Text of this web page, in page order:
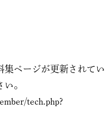
ページが更新されてい
。
tech.php?